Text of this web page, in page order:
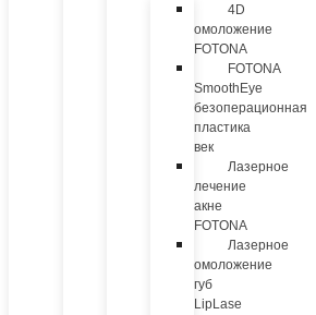
4D
омоложение
FOTONA
FOTONA
SmoothEye
безоперационная
пластика
век
Лазерное
лечение
акне
FOTONA
Лазерное
омоложение
губ
LipLase